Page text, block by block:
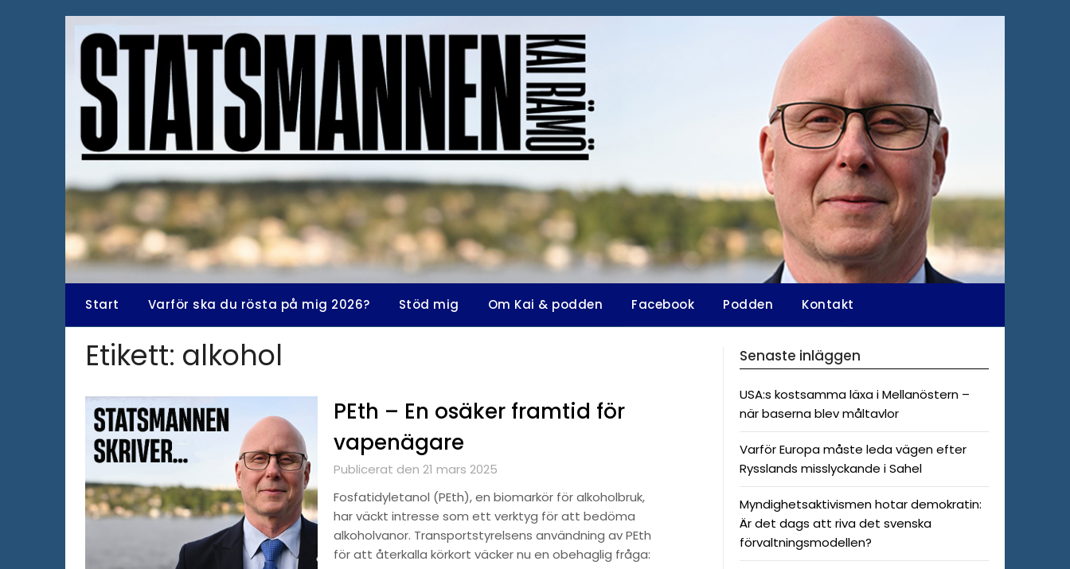
Start Varför ska du rösta på mig 2026? Stöd mig Om Kai & podden Facebook Podden Kontakt
Etikett: alkohol
PEth – En osäker framtid för
vapenägare
Publicerat den 21 mars 2025
Fosfatidyletanol (PEth), en biomarkör för alkoholbruk,
har väckt intresse som ett verktyg för att bedöma
alkoholvanor. Transportstyrelsens användning av PEth
för att återkalla körkort väcker nu en obehaglig fråga:
Senaste inläggen
USA:s kostsamma läxa i Mellanöstern –
när baserna blev måltavlor
Varför Europa måste leda vägen efter
Rysslands misslyckande i Sahel
Myndighetsaktivismen hotar demokratin:
Är det dags att riva det svenska
förvaltningsmodellen?